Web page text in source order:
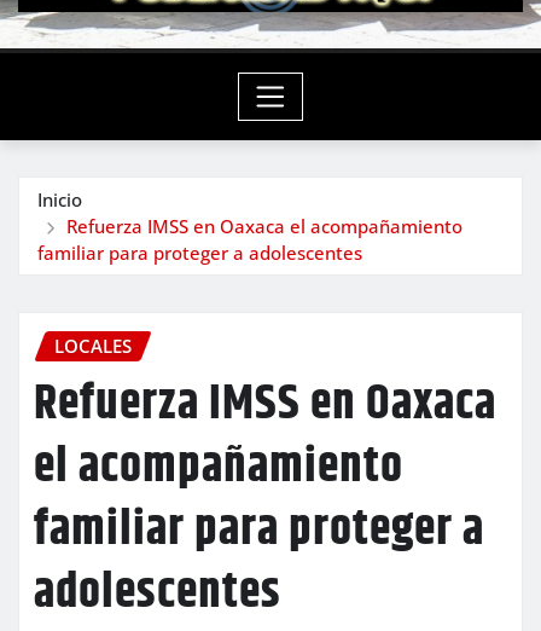
Inicio
Refuerza IMSS en Oaxaca el acompañamiento
familiar para proteger a adolescentes
LOCALES
Refuerza IMSS en Oaxaca
el acompañamiento
familiar para proteger a
adolescentes